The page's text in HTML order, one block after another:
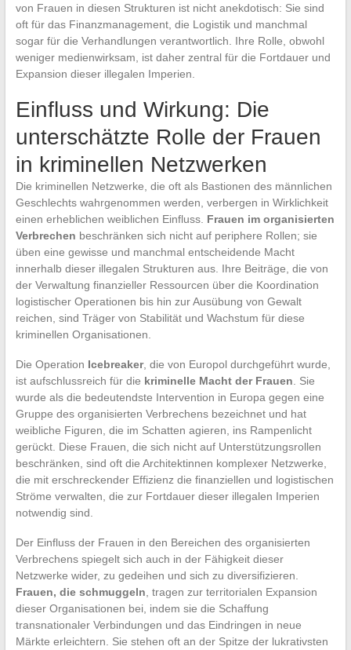
von Frauen in diesen Strukturen ist nicht anekdotisch: Sie sind
oft für das Finanzmanagement, die Logistik und manchmal
sogar für die Verhandlungen verantwortlich. Ihre Rolle, obwohl
weniger medienwirksam, ist daher zentral für die Fortdauer und
Expansion dieser illegalen Imperien.
Einfluss und Wirkung: Die
unterschätzte Rolle der Frauen
in kriminellen Netzwerken
Die kriminellen Netzwerke, die oft als Bastionen des männlichen
Geschlechts wahrgenommen werden, verbergen in Wirklichkeit
einen erheblichen weiblichen Einfluss. Frauen im organisierten
Verbrechen beschränken sich nicht auf periphere Rollen; sie
üben eine gewisse und manchmal entscheidende Macht
innerhalb dieser illegalen Strukturen aus. Ihre Beiträge, die von
der Verwaltung finanzieller Ressourcen über die Koordination
logistischer Operationen bis hin zur Ausübung von Gewalt
reichen, sind Träger von Stabilität und Wachstum für diese
kriminellen Organisationen.
Die Operation Icebreaker, die von Europol durchgeführt wurde,
ist aufschlussreich für die kriminelle Macht der Frauen . Sie
wurde als die bedeutendste Intervention in Europa gegen eine
Gruppe des organisierten Verbrechens bezeichnet und hat
weibliche Figuren, die im Schatten agieren, ins Rampenlicht
gerückt. Diese Frauen, die sich nicht auf Unterstützungsrollen
beschränken, sind oft die Architektinnen komplexer Netzwerke,
die mit erschreckender Effizienz die finanziellen und logistischen
Ströme verwalten, die zur Fortdauer dieser illegalen Imperien
notwendig sind.
Der Einfluss der Frauen in den Bereichen des organisierten
Verbrechens spiegelt sich auch in der Fähigkeit dieser
Netzwerke wider, zu gedeihen und sich zu diversifizieren.
Frauen, die schmuggeln , tragen zur territorialen Expansion
dieser Organisationen bei, indem sie die Schaffung
transnationaler Verbindungen und das Eindringen in neue
Märkte erleichtern. Sie stehen oft an der Spitze der lukrativsten